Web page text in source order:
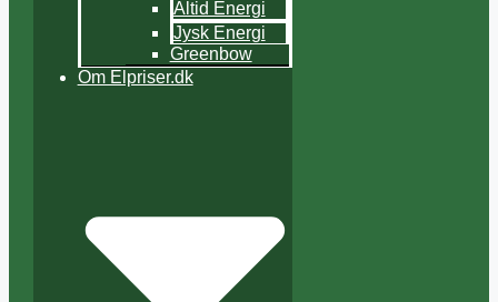
Altid Energi
Jysk Energi
Greenbow
Om Elpriser.dk